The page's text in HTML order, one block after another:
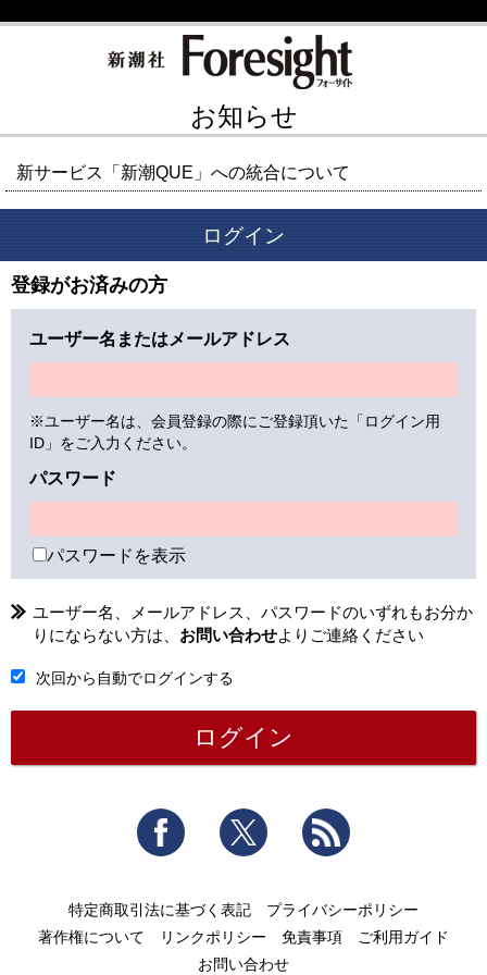
お知らせ
新サービス「新潮QUE」への統合について
ログイン
登録がお済みの方
ユーザー名またはメールアドレス
※ユーザー名は、会員登録の際にご登録頂いた「ログイン用
ID」をご入力ください。
パスワード
パスワードを表示
ユーザー名、メールアドレス、パスワードのいずれもお分か
りにならない方は、 お問い合わせよりご連絡ください
次回から自動でログインする
Facebook Twitter
特定商取引法に基づく表記
プライバシーポリシー
著作権について
リンクポリシー 免責事項
ご利用ガイド
お問い合わせ